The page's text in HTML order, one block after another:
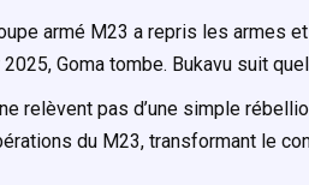
armé M23 a repris les armes
Goma tombe. Bukavu suit
relèvent pas d’une simple
du M23, transformant le